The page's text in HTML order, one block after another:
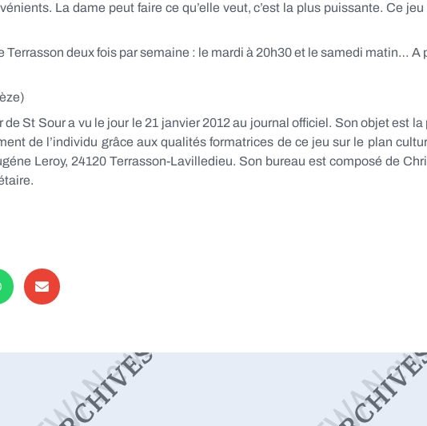
La dame peut faire ce qu’elle veut, c’est la plus puissante. Ce
Terrasson deux fois par semaine : le mardi à 20h30 et le samedi matin…
de St Sour a vu le jour le 21 janvier 2012 au journal officiel. Son objet est
de l’individu grâce aux qualités formatrices de ce jeu sur le plan
Leroy, 24120 Terrasson-Lavilledieu. Son bureau est composé de